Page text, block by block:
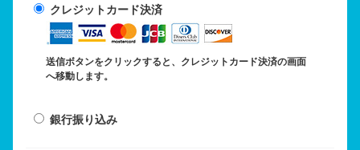
クレジットカード決済
送信ボタンをクリックすると、クレジットカード決済の画面
へ移動します。
銀行振り込み